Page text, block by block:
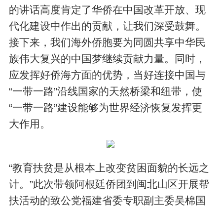
的讲话高度肯定了华侨在中国改革开放、现
代化建设中作出的贡献，让我们深受鼓舞。
接下来，我们海外侨胞要为同圆共享中华民
族伟大复兴的中国梦继续贡献力量。同时，
应发挥好侨海方面的优势，当好连接中国与
“一带一路”沿线国家的天然桥梁和纽带，使
“一带一路”建设能够为世界经济恢复发挥更
大作用。
“教育扶贫是从根本上改变贫困面貌的长远之
计。”此次带领阿根廷侨团到闽北山区开展帮
扶活动的致公党福建省委专职副主委吴棉国